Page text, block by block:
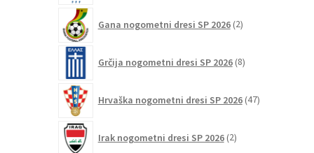
Gana nogometni dresi SP 2026 2izdelka
Grčija nogometni dresi SP 2026 8izdelkov
Hrvaška nogometni dresi SP 2026 47izdelkov
Irak nogometni dresi SP 2026 2izdelka